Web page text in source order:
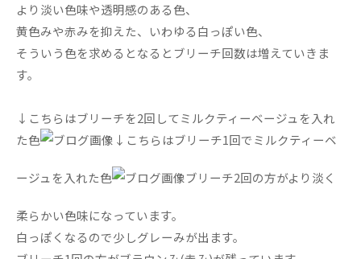
より淡い色味や透明感のある色、
黄色みや赤みを抑えた、いわゆる白っぽい色、
そういう色を求めるとなるとブリーチ回数は増えていきま
す。
↓こちらはブリーチを2回してミルクティーベージュを入れ
た色
↓こちらはブリーチ1回でミルクティーベ
ージュを入れた色 ブリーチ2回の方がより淡く
柔らかい色味になっています。
白っぽくなるので少しグレーみが出ます。